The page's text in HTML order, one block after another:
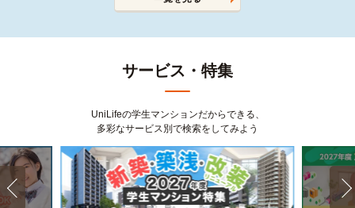
サービス・特集
UniLifeの学生マンションだからできる、
多彩なサービス別で検索をしてみよう